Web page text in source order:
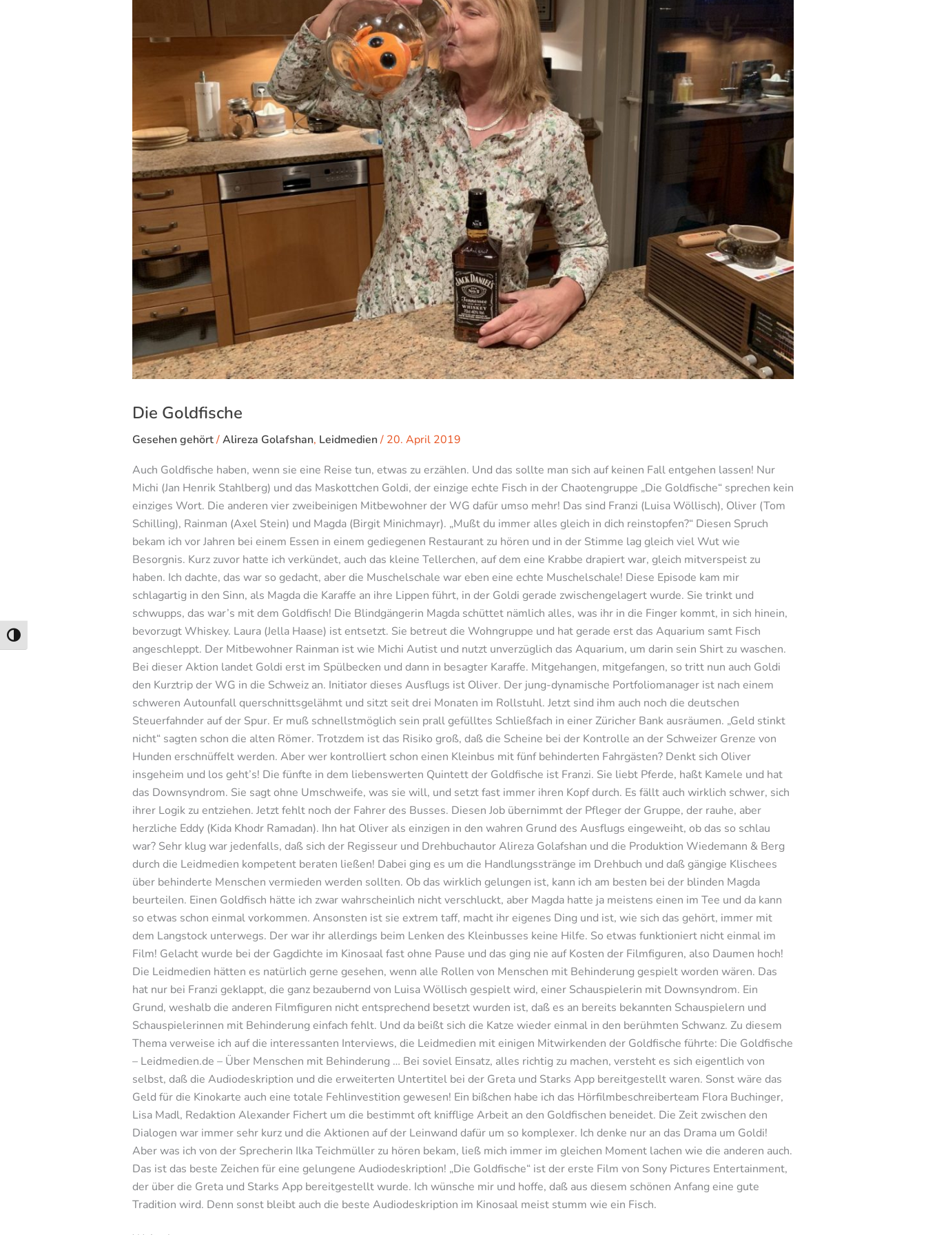
Umschalten auf hohe Kontraste
Die Goldfische
Gesehen gehört/Alireza Golafshan, Leidmedien/ 20. April 2019
Auch Goldfische haben, wenn sie eine Reise tun, etwas zu erzählen. Und das sollte man sich auf keinen Fall entgehen lassen! Nur
Michi (Jan Henrik Stahlberg) und das Maskottchen Goldi, der einzige echte Fisch in der Chaotengruppe „Die Goldfische“ sprechen kein
einziges Wort. Die anderen vier zweibeinigen Mitbewohner der WG dafür umso mehr! Das sind Franzi (Luisa Wöllisch), Oliver (Tom
Schilling), Rainman (Axel Stein) und Magda (Birgit Minichmayr). „Mußt du immer alles gleich in dich reinstopfen?“ Diesen Spruch
bekam ich vor Jahren bei einem Essen in einem gediegenen Restaurant zu hören und in der Stimme lag gleich viel Wut wie
Besorgnis. Kurz zuvor hatte ich verkündet, auch das kleine Tellerchen, auf dem eine Krabbe drapiert war, gleich mitverspeist zu
haben. Ich dachte, das war so gedacht, aber die Muschelschale war eben eine echte Muschelschale! Diese Episode kam mir
schlagartig in den Sinn, als Magda die Karaffe an ihre Lippen führt, in der Goldi gerade zwischengelagert wurde. Sie trinkt und
schwupps, das war’s mit dem Goldfisch! Die Blindgängerin Magda schüttet nämlich alles, was ihr in die Finger kommt, in sich hinein,
bevorzugt Whiskey. Laura (Jella Haase) ist entsetzt. Sie betreut die Wohngruppe und hat gerade erst das Aquarium samt Fisch
angeschleppt. Der Mitbewohner Rainman ist wie Michi Autist und nutzt unverzüglich das Aquarium, um darin sein Shirt zu waschen.
Bei dieser Aktion landet Goldi erst im Spülbecken und dann in besagter Karaffe. Mitgehangen, mitgefangen, so tritt nun auch Goldi
den Kurztrip der WG in die Schweiz an. Initiator dieses Ausflugs ist Oliver. Der jung-dynamische Portfoliomanager ist nach einem
schweren Autounfall querschnittsgelähmt und sitzt seit drei Monaten im Rollstuhl. Jetzt sind ihm auch noch die deutschen
Steuerfahnder auf der Spur. Er muß schnellstmöglich sein prall gefülltes Schließfach in einer Züricher Bank ausräumen. „Geld stinkt
nicht“ sagten schon die alten Römer. Trotzdem ist das Risiko groß, daß die Scheine bei der Kontrolle an der Schweizer Grenze von
Hunden erschnüffelt werden. Aber wer kontrolliert schon einen Kleinbus mit fünf behinderten Fahrgästen? Denkt sich Oliver
insgeheim und los geht’s! Die fünfte in dem liebenswerten Quintett der Goldfische ist Franzi. Sie liebt Pferde, haßt Kamele und hat
das Downsyndrom. Sie sagt ohne Umschweife, was sie will, und setzt fast immer ihren Kopf durch. Es fällt auch wirklich schwer, sich
ihrer Logik zu entziehen. Jetzt fehlt noch der Fahrer des Busses. Diesen Job übernimmt der Pfleger der Gruppe, der rauhe, aber
herzliche Eddy (Kida Khodr Ramadan). Ihn hat Oliver als einzigen in den wahren Grund des Ausflugs eingeweiht, ob das so schlau
war? Sehr klug war jedenfalls, daß sich der Regisseur und Drehbuchautor Alireza Golafshan und die Produktion Wiedemann & Berg
durch die Leidmedien kompetent beraten ließen! Dabei ging es um die Handlungsstränge im Drehbuch und daß gängige Klischees
über behinderte Menschen vermieden werden sollten. Ob das wirklich gelungen ist, kann ich am besten bei der blinden Magda
beurteilen. Einen Goldfisch hätte ich zwar wahrscheinlich nicht verschluckt, aber Magda hatte ja meistens einen im Tee und da kann
so etwas schon einmal vorkommen. Ansonsten ist sie extrem taff, macht ihr eigenes Ding und ist, wie sich das gehört, immer mit
dem Langstock unterwegs. Der war ihr allerdings beim Lenken des Kleinbusses keine Hilfe. So etwas funktioniert nicht einmal im
Film! Gelacht wurde bei der Gagdichte im Kinosaal fast ohne Pause und das ging nie auf Kosten der Filmfiguren, also Daumen hoch!
Die Leidmedien hätten es natürlich gerne gesehen, wenn alle Rollen von Menschen mit Behinderung gespielt worden wären. Das
hat nur bei Franzi geklappt, die ganz bezaubernd von Luisa Wöllisch gespielt wird, einer Schauspielerin mit Downsyndrom. Ein
Grund, weshalb die anderen Filmfiguren nicht entsprechend besetzt wurden ist, daß es an bereits bekannten Schauspielern und
Schauspielerinnen mit Behinderung einfach fehlt. Und da beißt sich die Katze wieder einmal in den berühmten Schwanz. Zu diesem
Thema verweise ich auf die interessanten Interviews, die Leidmedien mit einigen Mitwirkenden der Goldfische führte: Die Goldfische
– Leidmedien.de – Über Menschen mit Behinderung … Bei soviel Einsatz, alles richtig zu machen, versteht es sich eigentlich von
selbst, daß die Audiodeskription und die erweiterten Untertitel bei der Greta und Starks App bereitgestellt waren. Sonst wäre das
Geld für die Kinokarte auch eine totale Fehlinvestition gewesen! Ein bißchen habe ich das Hörfilmbeschreiberteam Flora Buchinger,
Lisa Madl, Redaktion Alexander Fichert um die bestimmt oft knifflige Arbeit an den Goldfischen beneidet. Die Zeit zwischen den
Dialogen war immer sehr kurz und die Aktionen auf der Leinwand dafür um so komplexer. Ich denke nur an das Drama um Goldi!
Aber was ich von der Sprecherin Ilka Teichmüller zu hören bekam, ließ mich immer im gleichen Moment lachen wie die anderen auch.
Das ist das beste Zeichen für eine gelungene Audiodeskription! „Die Goldfische“ ist der erste Film von Sony Pictures Entertainment,
der über die Greta und Starks App bereitgestellt wurde. Ich wünsche mir und hoffe, daß aus diesem schönen Anfang eine gute
Tradition wird. Denn sonst bleibt auch die beste Audiodeskription im Kinosaal meist stumm wie ein Fisch.